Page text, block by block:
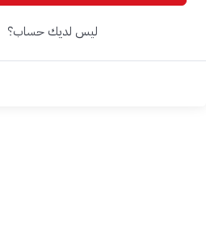
ليس لديك حساب؟